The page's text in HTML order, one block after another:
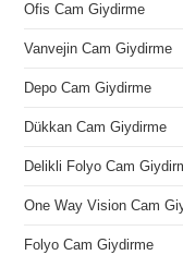
Ofis Cam Giydirme
Vanvejin Cam Giydirme
Depo Cam Giydirme
Dükkan Cam Giydirme
Delikli Folyo Cam
One Way Vision Cam
Folyo Cam Giydirme